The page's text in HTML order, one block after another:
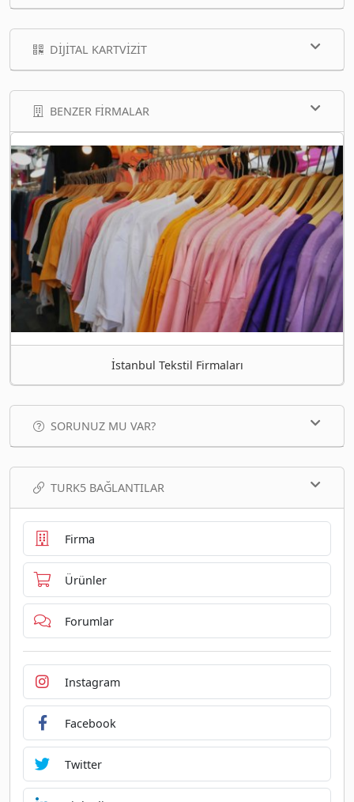
DIJITAL KARTVIZIT
BENZER FIRMALAR
İstanbul Tekstil Firmaları
SORUNUZ MU VAR?
TURK5 BAĞLANTILAR
Firma
Ürünler
Forumlar
Instagram
Facebook
Twitter